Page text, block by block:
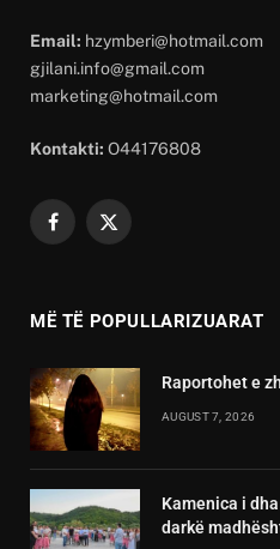
Email: hzymberi@hotmail.com
gjilani.info@gmail.com
marketing@hotmail.com
Kontakti: O44176808
Facebook
X
MË TË POPULLARIZUARAT
Raportohet e
AUGUST 7, 2026
Kamenica i
darkë